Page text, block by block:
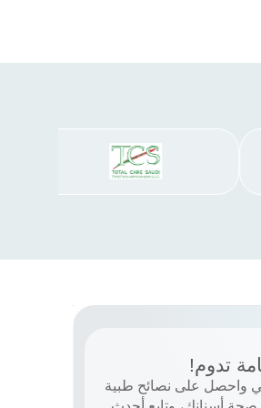
تدوم!
واحصل على نصائح طبية